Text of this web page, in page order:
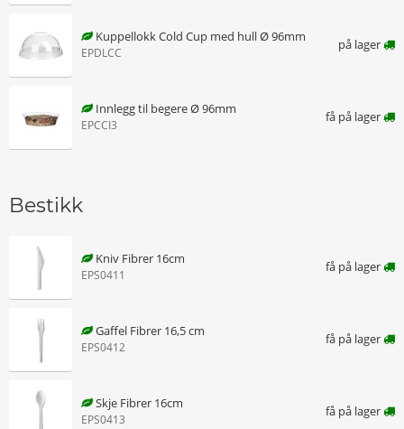
Kuppellokk Cold Cup med hull Ø 96mm
EPDLCC
på lager
Innlegg til begere Ø 96mm
EPCCI3
få på lager
Bestikk
Kniv Fibrer 16cm
EPS0411
få på lager
Gaffel Fibrer 16,5 cm
EPS0412
få på lager
Skje Fibrer 16cm
EPS0413
få på lager